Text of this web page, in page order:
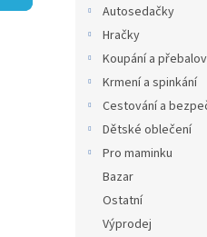
Autosedačky
Hračky
Koupání a
Krmení a spinkání
Cestování a
Dětské oblečení
Pro maminku
Bazar
Ostatní
Výprodej